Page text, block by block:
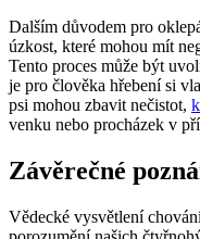
Dalším důvodem pro
úzkost, které mohou mít
Tento proces může být
je pro člověka hřebení si
psi mohou zbavit nečistot,
venku nebo procházek v
Závěrečné
Vědecké vysvětlení